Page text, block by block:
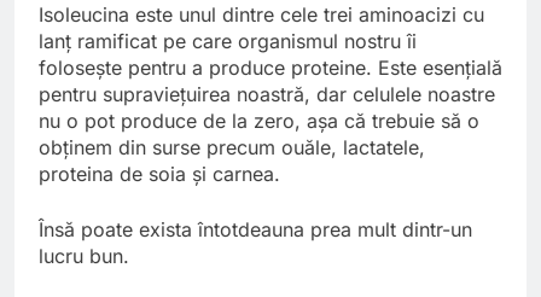
Isoleucina este unul dintre cele trei aminoacizi cu
lanț ramificat pe care organismul nostru îi
folosește pentru a produce proteine. Este esențială
pentru supraviețuirea noastră, dar celulele noastre
nu o pot produce de la zero, așa că trebuie să o
obținem din surse precum ouăle, lactatele,
proteina de soia și carnea.
Însă poate exista întotdeauna prea mult dintr-un
lucru bun.